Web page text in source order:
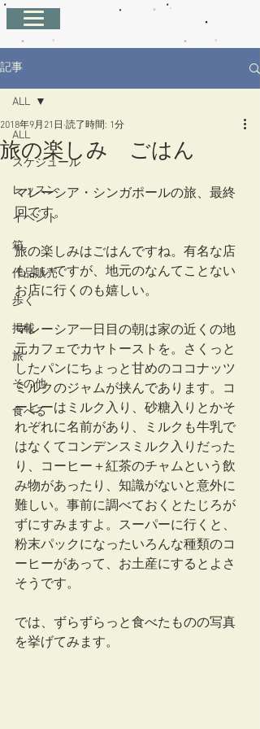
記事
ALL
スケジュール
レッスン
イベント
箱
作品販売
歩く
掲載
旅
その他
食べる
ALL
旅の楽しみ ごはん
2018年9月21日 読了時間: 1分
マレーシア・シンガポールの旅、最終
回です。
旅の楽しみはごはんですね。有名な店
もよいですが、地元のなんてことない
お店に行くのも嬉しい。
マレーシア一日目の朝は家の近くの地
元カフェでカヤトーストを。さくっと
したパンにちょっと甘めのココナッツ
ミルクのジャムが挟んであります。コ
ーヒーはミルク入り、砂糖入りとかそ
れぞれに名前があり、ミルクも牛乳で
はなくてコンデンスミルク入りだった
り、コーヒー＋紅茶のチャムという飲
み物があったり、知識がないと意外に
難しい。事前に調べておくとたじろが
ずにすみますよ。スーパーに行くと、
粉末パックになったいろんな種類のコ
ーヒーがあって、お土産にするとよさ
そうです。
では、ずらずらっと食べたものの写真
を挙げてみます。